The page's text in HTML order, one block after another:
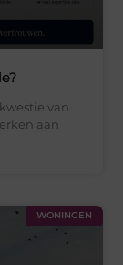
van
aan
WONINGEN